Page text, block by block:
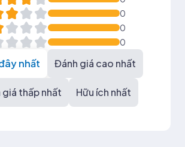
0
0
0
nhất Đánh giá cao nhất
giá thấp nhất Hữu ích nhất